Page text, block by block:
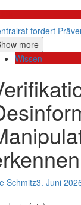
fordert
more
Wissen
Schmitz3. Juni